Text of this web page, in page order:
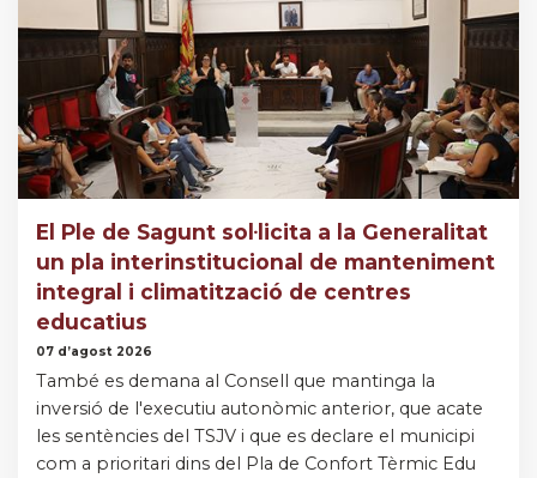
El Ple de Sagunt sol·licita a la Generalitat
un pla interinstitucional de manteniment
integral i climatització de centres
educatius
07 d’agost 2026
També es demana al Consell que mantinga la
inversió de l'executiu autonòmic anterior, que acate
les sentències del TSJV i que es declare el municipi
com a prioritari dins del Pla de Confort Tèrmic Edu